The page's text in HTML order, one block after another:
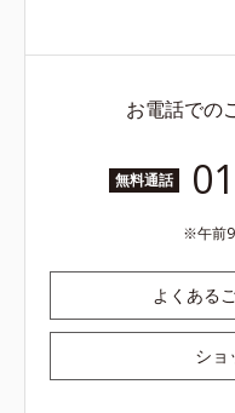
お電話での
無料通話
午前
よくある
ショ